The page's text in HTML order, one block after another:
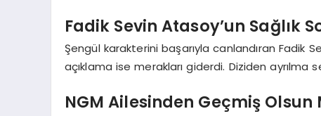
Fadik Sevin Atasoy’un Sağlık
Şengül karakterini başarıyla canlandıran Fadik
açıklama ise merakları giderdi. Diziden ayrılma
NGM Ailesinden Geçmiş Olsun